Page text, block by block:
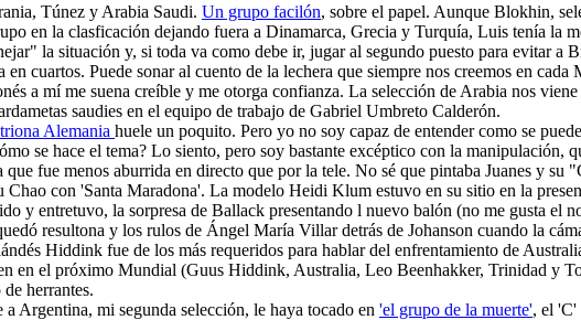
Túnez y Arabia Saudi. Un grupo facilón, sobre el papel. Aunque Blokhin,
en la clasficación dejando fuera a Dinamarca, Grecia y Turquía, Luis tenía la
la situación y, si toda va como debe ir, jugar al segundo puesto para evitar a
cuartos. Puede sonar al cuento de la lechera que siempre nos creemos en
a mí me suena creíble y me otorga confianza. La selección de Arabia nos
saudies en el equipo de trabajo de Gabriel Umbreto Calderón.
Alemania huele un poquito. Pero yo no soy capaz de entender como se
se hace el tema? Lo siento, pero soy bastante excéptico con la manipulación,
que fue menos aburrida en directo que por la tele. No sé que pintaba Juanes y
Chao con 'Santa Maradona'. La modelo Heidi Klum estuvo en su sitio en la
y entretuvo, la sorpresa de Ballack presentando l nuevo balón (no me gusta el
resultona y los rulos de Ángel María Villar detrás de Johanson cuando la
Hiddink fue de los más requeridos para hablar del enfrentamiento de
en el próximo Mundial (Guus Hiddink, Australia, Leo Beenhakker, Trinidad y
herrantes.
a Argentina, mi segunda selección, le haya tocado en 'el grupo de la muerte', el 'C'